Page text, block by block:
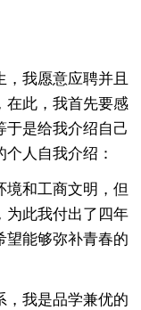
我愿意应聘并且
在此，我首先要感
于是给我介绍自己
人自我介绍：
境和工商文明，但
为此我付出了四年
望能够弥补青春的
，我是品学兼优的